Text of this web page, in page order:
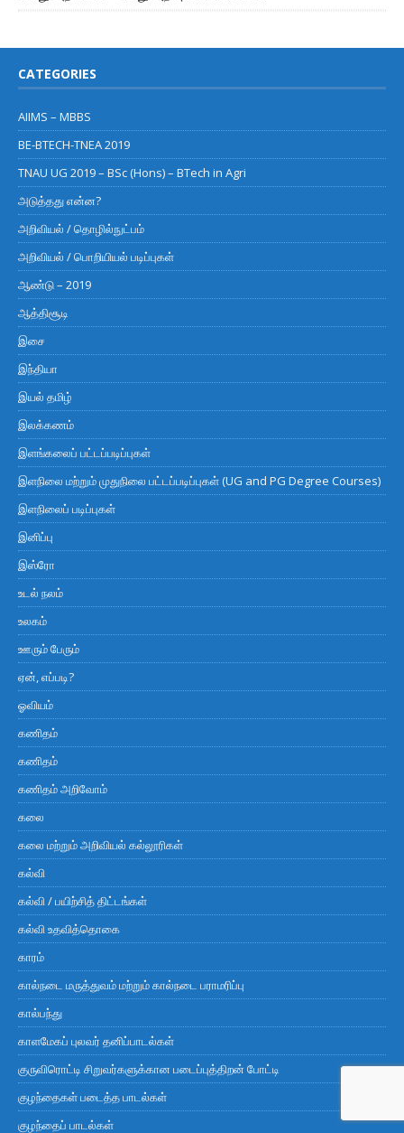
CATEGORIES
AIIMS – MBBS
BE-BTECH-TNEA 2019
TNAU UG 2019 – BSc (Hons) – BTech in Agri
அடுத்தது என்ன?
அறிவியல் / தொழில்நுட்பம்
அறிவியல் / பொறியியல் படிப்புகள்
ஆண்டு – 2019
ஆத்திசூடி
இசை
இந்தியா
இயல் தமிழ்
இலக்கணம்
இளங்கலைப் பட்டப்படிப்புகள்
இளநிலை மற்றும் முதுநிலை பட்டப்படிப்புகள் (UG and PG Degree Courses)
இளநிலைப் படிப்புகள்
இனிப்பு
இஸ்ரோ
உடல் நலம்
உலகம்
ஊரும் பேரும்
ஏன், எப்படி?
ஓவியம்
கணிதம்
கணிதம்
கணிதம் அறிவோம்
கலை
கலை மற்றும் அறிவியல் கல்லூரிகள்
கல்வி
கல்வி / பயிற்சித் திட்டங்கள்
கல்வி உதவித்தொகை
காரம்
கால்நடை மருத்துவம் மற்றும் கால்நடை பராமரிப்பு
கால்பந்து
காளமேகப் புலவர் தனிப்பாடல்கள்
குருவிரொட்டி சிறுவர்களுக்கான படைப்புத்திறன் போட்டி
குழந்தைகள் படைத்த பாடல்கள்
குழந்தைப் பாடல்கள்